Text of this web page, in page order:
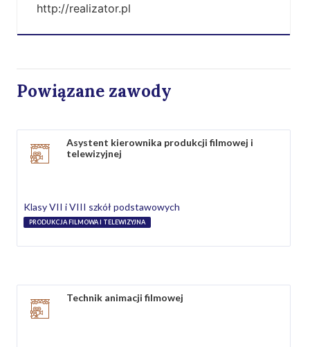
http://realizator.pl
Powiązane zawody
Asystent kierownika produkcji filmowej i
telewizyjnej
Klasy VII i VIII szkół podstawowych
PRODUKCJA FILMOWA I TELEWIZYJNA
Technik animacji filmowej